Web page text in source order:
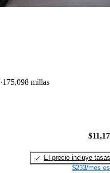
175,098 millas
El precio incluye tasas
$233/mes